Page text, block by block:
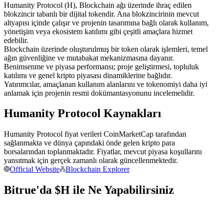
Kopya Ticaret
En iyi traderlarla güçlerinizi birleştirin
Kopya Tüccarı Olun
Kâr paylaşımı ve kopya ticaret komisyonlarının tadını çıkarın
Humanity Protocol (H), Blockchain ağı üzerinde ihraç edilen
blokzincir tabanlı bir dijital tokendir. Ana blokzincirinin mevcut
altyapısı içinde çalışır ve projenin tasarımına bağlı olarak kullanım,
yönetişim veya ekosistem katılımı gibi çeşitli amaçlara hizmet
edebilir.
Blockchain üzerinde oluşturulmuş bir token olarak işlemleri, temel
ağın güvenliğine ve mutabakat mekanizmasına dayanır.
Benimsenme ve piyasa performansı; proje geliştirmesi, topluluk
katılımı ve genel kripto piyasası dinamiklerine bağlıdır.
Yatırımcılar, amaçlanan kullanım alanlarını ve tokenomiyi daha iyi
anlamak için projenin resmi dokümantasyonunu incelemelidir.
Humanity Protocol Kaynakları
Humanity Protocol fiyat verileri CoinMarketCap tarafından
sağlanmakta ve dünya çapındaki önde gelen kripto para
borsalarından toplanmaktadır. Fiyatlar, mevcut piyasa koşullarını
yansıtmak için gerçek zamanlı olarak güncellenmektedir.
Official Website
Blockchain Explorer
Bitrue'da $H ile Ne Yapabilirsiniz